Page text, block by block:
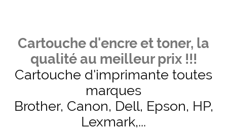
Cartouche d'encre et toner, la
qualité au meilleur prix !!!
Cartouche d'imprimante toutes
marques
Brother, Canon, Dell, Epson, HP,
Lexmark,...